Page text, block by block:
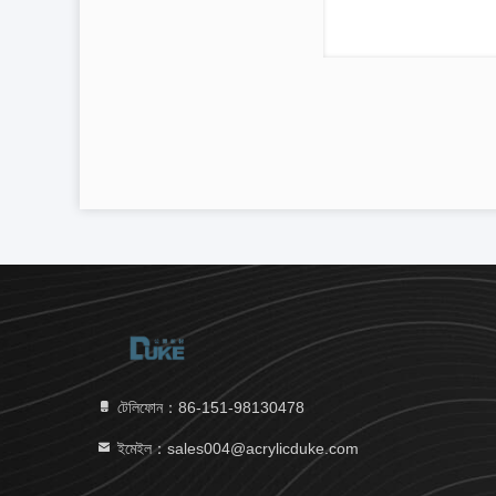
টেলিফোন：86-151-98130478
ইমেইল：sales004@acrylicduke.com